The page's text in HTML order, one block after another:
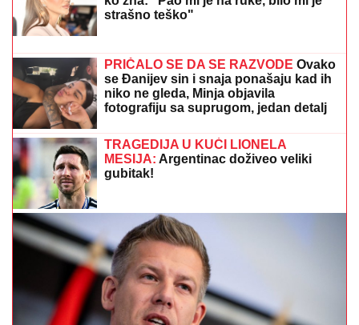
(VIDEO) "ONI MOLE DA UĐU U ELITU 10"Dača
Virijević raskrinkao rijaliti učesnike, otkrio sve o Aneli
i Kariću, pa šokirao: "Filip se dopisuje sa pevačicom"
DALILA DRAGOJEVIĆ ŽELI U ELITU
Otkrila pod kojim uslovima bi ušla,
cifra je ogromna: Spomenula i skandal
sa Dragojevićem
OŽENIO SE DEJAN STANKOVIĆ
KRALJ!Doktorka otkrila kako se
oseća nakon venčanja: "Zaljubljena